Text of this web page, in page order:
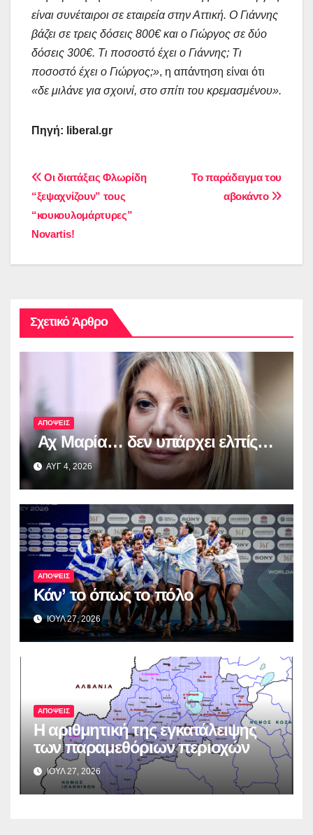
είναι συνέταιροι σε εταιρεία στην Αττική. Ο Γιάννης
βάζει σε τρεις δόσεις 800€ και ο Γιώργος σε δύο
δόσεις 300€. Τι ποσοστό έχει ο Γιάννης; Τι
ποσοστό έχει ο Γιώργος;», η απάντηση είναι ότι
«δε μιλάνε για σχοινί, στο σπίτι του κρεμασμένου».
Πηγή: liberal.gr
Πλοήγηση
άρθρων
Το παράδειγμα του
αβοκάντο
Οι διατάξεις Φλωρίδη
“ξεψαχνίζουν” τους
“κουκουλομάρτυρες”
Novartis!
Σχετικό Άρθρο
ΑΠΟΨΕΙΣ
Αχ Μαρία… δεν υπάρχει ελπίς…
ΑΥΓ 4, 2026
ΑΠΟΨΕΙΣ
Κάν’ το όπως το πόλο
ΙΟΥΛ 27, 2026
ΑΠΟΨΕΙΣ
Η αριθμητική της εγκατάλειψης
των παραμεθόριων περιοχών
ΙΟΥΛ 27, 2026